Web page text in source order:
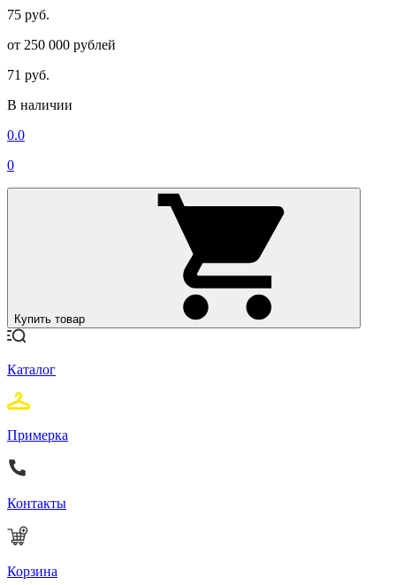
75 руб.
от 250 000 рублей
71 руб.
В наличии
0.0
0
Купить товар
Каталог
Примерка
Контакты
Корзина